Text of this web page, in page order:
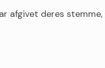
afgivet deres